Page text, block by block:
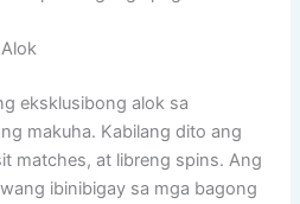
eksklusibong alok sa
makuha. Kabilang dito ang
matches, at libreng spins. Ang
ibinibigay sa mga bagong